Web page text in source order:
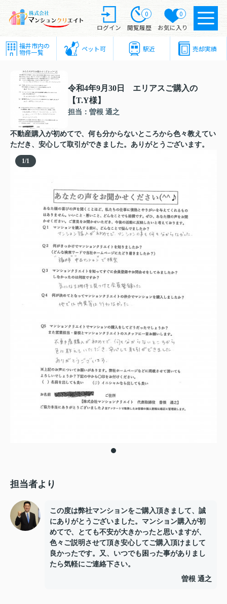
ログイン
0
閲覧履歴
0
お気に入り
福井市内の
物件一覧 ペット可 駅近 売却実績
令和4年9月30日 エリアスご購入の
【T.Y様】
担当：曽根 通之
不動産購入が初めてで、何も分からないところから色々教えてい
ただき、安心して取引ができました。ありがとうございます。
1/1
担当者より
この度は弊社マンションをご購入頂きまして、誠
にありがとうございました。マンション購入が初
めてで、とても不安が大きかったと思いますが、
色々ご説明させて頂き安心してご購入頂けまして
良かったです。又、いつでも困った事がありまし
たら気軽にご連絡下さい。
曽根 通之